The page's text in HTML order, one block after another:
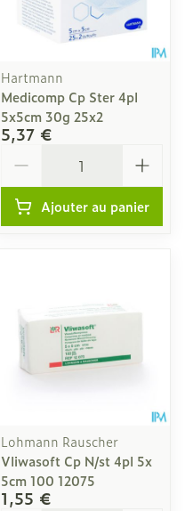
Hartmann
Medicomp Cp Ster 4pl
5x5cm 30g 25x2
5,37 €
Ajouter au panier
Lohmann Rauscher
Vliwasoft Cp N/st 4pl 5x
5cm 100 12075
1,55 €